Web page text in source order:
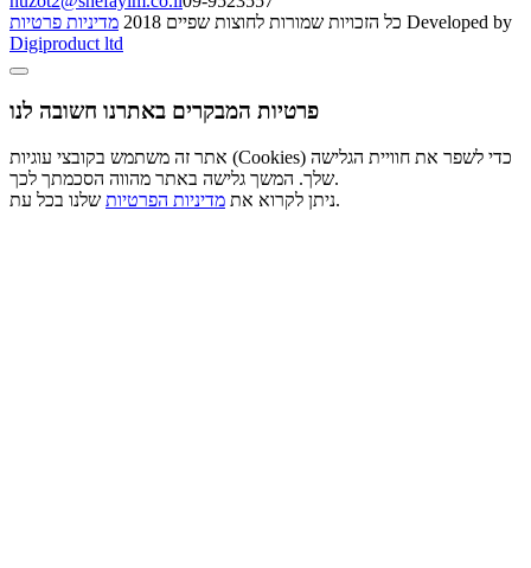
כל הזכויות שמורות לחוצות שפיים 2018
מדיניות פרטיות
Developed by
Digiproduct ltd
פרטיות המבקרים באתרנו חשובה לנו
אתר זה משתמש בקובצי עוגיות (Cookies) כדי לשפר את חוויית הגלישה
שלך. המשך גלישה באתר מהווה הסכמתך לכך.
ניתן לקרוא את מדיניות הפרטיות שלנו בכל עת.